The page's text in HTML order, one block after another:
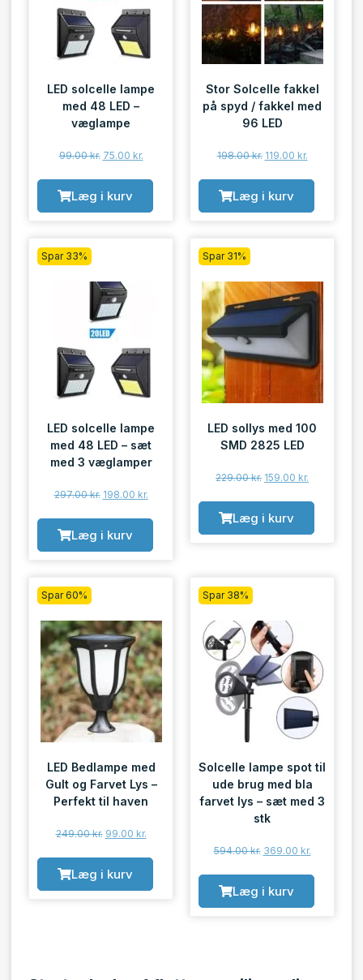
LED solcelle lampe
med 48 LED –
væglampe
99.00kr. 75.00 kr.
Læg i kurv
Stor Solcelle fakkel
på spyd / fakkel med
96 LED
198.00kr. 119.00 kr.
Læg i kurv
Spar 33%
LED solcelle lampe
med 48 LED – sæt
med 3 væglamper
297.00kr. 198.00 kr.
Læg i kurv
Spar 31%
LED sollys med 100
SMD 2825 LED
229.00kr. 159.00 kr.
Læg i kurv
Spar 60%
LED Bedlampe med
Gult og Farvet Lys –
Perfekt til haven
249.00kr. 99.00 kr.
Læg i kurv
Spar 38%
Solcelle lampe spot til
ude brug med bla
farvet lys – sæt med 3
stk
594.00kr. 369.00 kr.
Læg i kurv